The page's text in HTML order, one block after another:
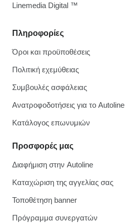
Πληροφορίες
Όροι και προϋποθέσεις
Πολιτική εχεμύθειας
Συμβουλές ασφάλειας
Ανατροφοδοτήσεις για το Autoline
Κατάλογος επωνυμιών
Προσφορές μας
Διαφήμιση στην Autoline
Καταχώριση της αγγελίας σας
Τοποθέτηση banner
Πρόγραμμα συνεργατών
Linemedia Digital ™